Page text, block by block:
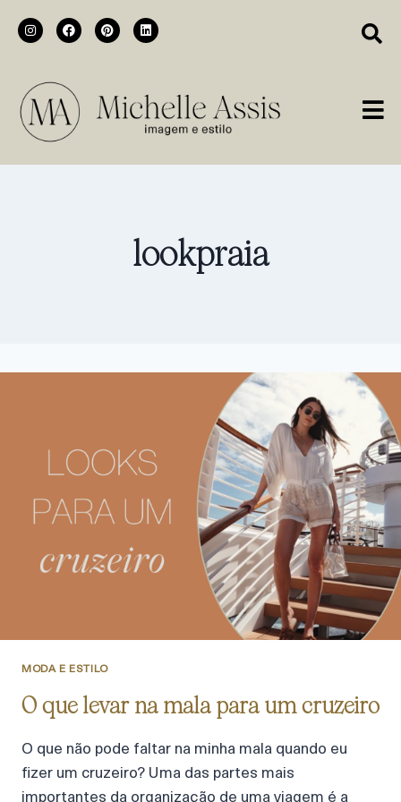
lookpraia
MODA E ESTILO
O que levar na mala para um cruzeiro
O que não pode faltar na minha mala quando eu
fizer um cruzeiro? Uma das partes mais
importantes da organização de uma viagem é a